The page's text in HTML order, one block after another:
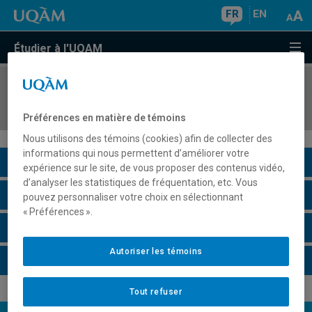
FR EN
Étudier à l'UQAM
COURS//
Description du cours
Horaire - Été 2026
Préférences en matière de témoins
Nous utilisons des témoins (cookies) afin de collecter des
informations qui nous permettent d’améliorer votre
expérience sur le site, de vous proposer des contenus vidéo,
d’analyser les statistiques de fréquentation, etc. Vous
pouvez personnaliser votre choix en sélectionnant
« Préférences ».
Tout refuser
Autoriser les témoins